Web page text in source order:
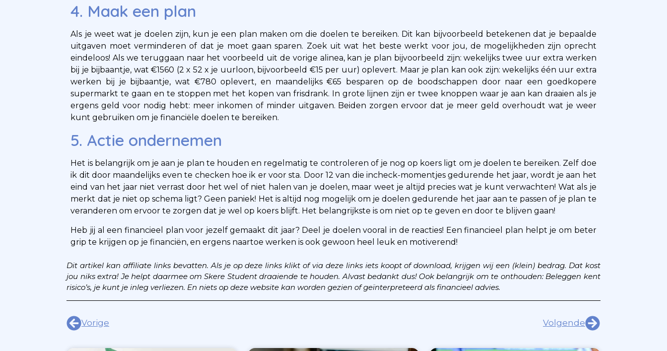
4. Maak een plan
Als je weet wat je doelen zijn, kun je een plan maken om die doelen te bereiken. Dit kan bijvoorbeeld betekenen dat je bepaalde
uitgaven moet verminderen of dat je moet gaan sparen. Zoek uit wat het beste werkt voor jou, de mogelijkheden zijn oprecht
eindeloos! Als we teruggaan naar het voorbeeld uit de vorige alinea, kan je plan bijvoorbeeld zijn: wekelijks twee uur extra werken
bij je bijbaantje, wat €1560 (2 x 52 x je uurloon, bijvoorbeeld €15 per uur) oplevert. Maar je plan kan ook zijn: wekelijks één uur extra
werken bij je bijbaantje, wat €780 oplevert, en maandelijks €65 besparen op de boodschappen door naar een goedkopere
supermarkt te gaan en te stoppen met het kopen van frisdrank. In grote lijnen zijn er twee knoppen waar je aan kan draaien als je
ergens geld voor nodig hebt: meer inkomen of minder uitgaven. Beiden zorgen ervoor dat je meer geld overhoudt wat je weer
kunt gebruiken om je financiële doelen te bereiken.
5. Actie ondernemen
Het is belangrijk om je aan je plan te houden en regelmatig te controleren of je nog op koers ligt om je doelen te bereiken. Zelf doe
ik dit door maandelijks even te checken hoe ik er voor sta. Door 12 van die incheck-momentjes gedurende het jaar, wordt je aan het
eind van het jaar niet verrast door het wel of niet halen van je doelen, maar weet je altijd precies wat je kunt verwachten! Wat als je
merkt dat je niet op schema ligt? Geen paniek! Het is altijd nog mogelijk om je doelen gedurende het jaar aan te passen of je plan te
veranderen om ervoor te zorgen dat je wel op koers blijft. Het belangrijkste is om niet op te geven en door te blijven gaan!
Heb jij al een financieel plan voor jezelf gemaakt dit jaar? Deel je doelen vooral in de reacties! Een financieel plan helpt je om beter
grip te krijgen op je financiën, en ergens naartoe werken is ook gewoon heel leuk en motiverend!
Dit artikel kan affiliate links bevatten. Als je op deze links klikt of via deze links iets koopt of download, krijgen wij een (klein) bedrag. Dat kost
jou niks extra! Je helpt daarmee om Skere Student draaiende te houden. Alvast bedankt dus! Ook belangrijk om te onthouden: Beleggen kent
risico’s, je kunt je inleg verliezen. En niets op deze website kan worden gezien of geïnterpreteerd als financieel advies.
Vorige Volgende